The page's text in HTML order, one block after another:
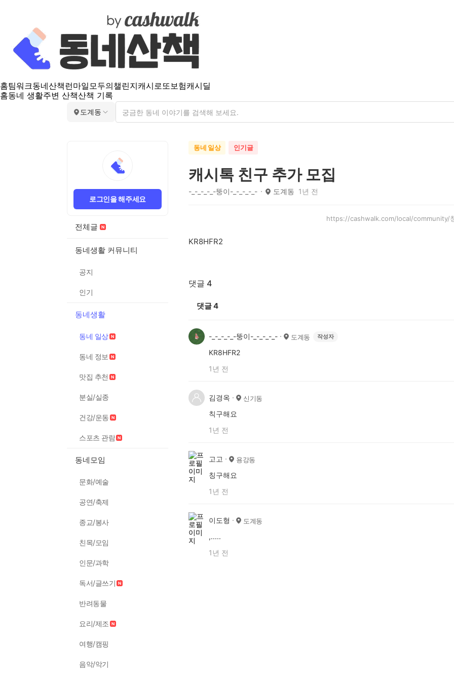
홈팀워크동네산책 런마일모두의챌린지캐시로또보험캐시딜
홈동네 생활주변 산책산책 기록
도계동
로그인을 해주세요
전체글
동네생활 커뮤니티
공지
인기
동네생활
동네 일상
동네 정보
맛집 추천
분실/실종
건강/운동
스포츠 관람
동네모임
문화/예술
공연/축제
종교/봉사
친목/모임
인문/과학
독서/글쓰기
반려동물
요리/제조
여행/캠핑
음악/악기
동네 일상 인기글
캐시톡 친구 추가 모집
-_-_-_-_-뚱이-_-_-_-_- 도계동 1년 전
https://cashwalk.com/local/community/
KR8HFR2
댓글 4
댓글4
-_-_-_-_-뚱이-_-_-_-_- 도계동 작성자
KR8HFR2
1년 전
김경옥 신기동
칙구해요
1년 전
고고 용강동
칭구해요
1년 전
이도형 도계동
,.....
1년 전